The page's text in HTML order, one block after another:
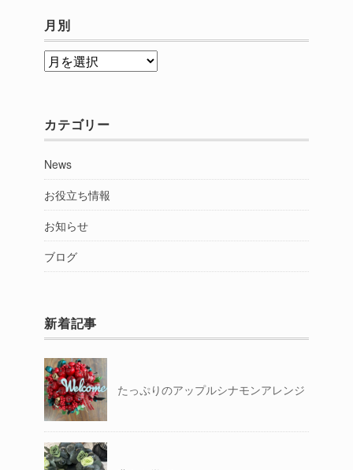
月別
月
カテゴリー
News
お役立ち情報
お知らせ
ブログ
新着記事
たっぷりのアップルシナモンアレンジ